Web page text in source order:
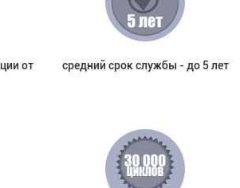
от
средний срок службы - до 5 лет